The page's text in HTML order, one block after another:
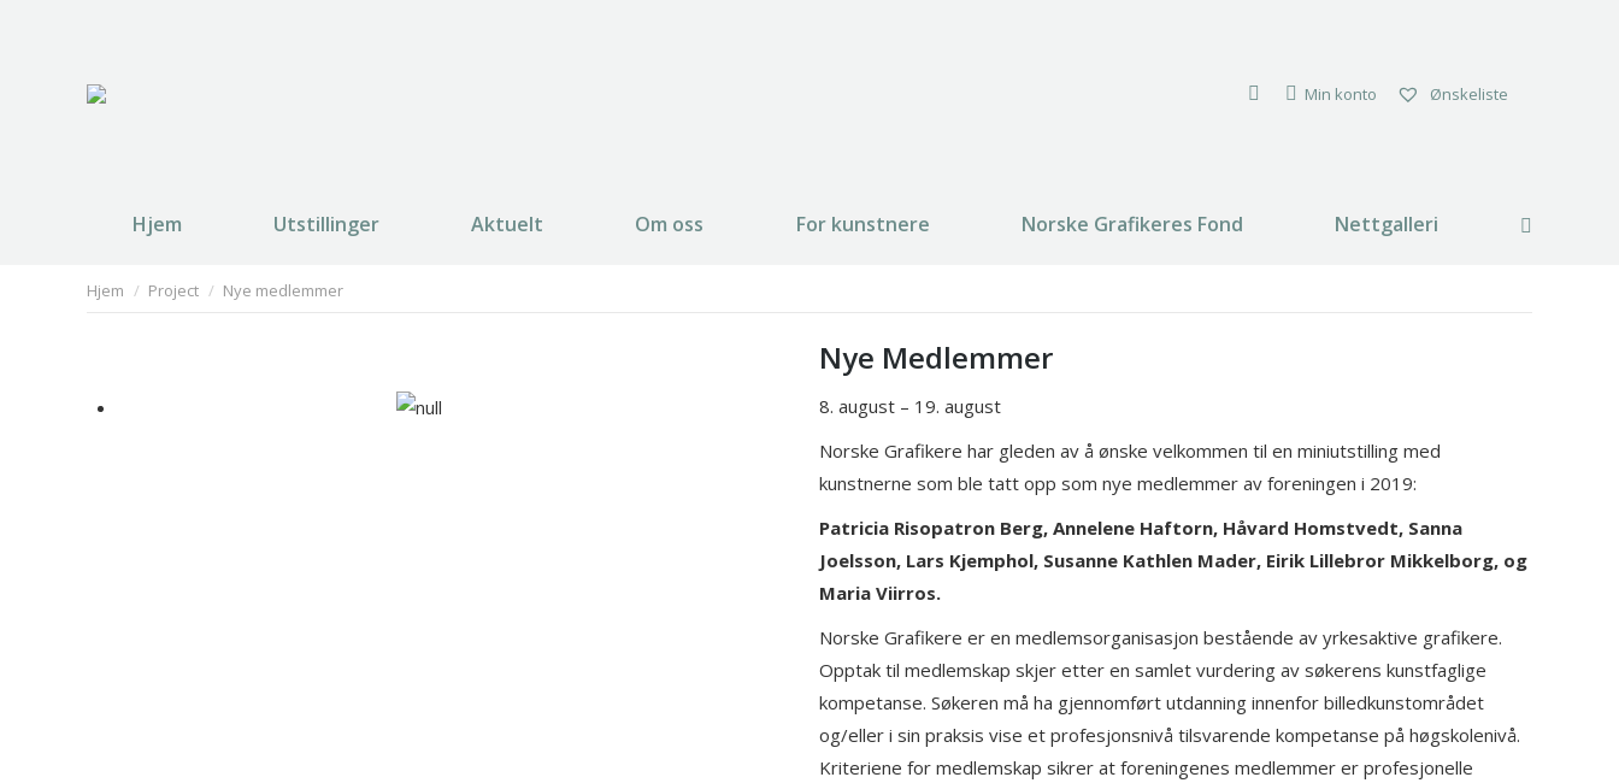
Min konto Ønskeliste
Hjem Utstillinger Aktuelt Om oss For kunstnere Norske Grafikeres Fond Nettgalleri Search:
You are here:
Hjem Project Nye medlemmer
Nye Medlemmer
8. august – 19. august
Norske Grafikere har gleden av å ønske velkommen til en miniutstilling med
kunstnerne som ble tatt opp som nye medlemmer av foreningen i 2019:
Patricia Risopatron Berg, Annelene Haftorn, Håvard Homstvedt, Sanna
Joelsson, Lars Kjemphol, Susanne Kathlen Mader, Eirik Lillebror Mikkelborg, og
Maria Viirros.
Norske Grafikere er en medlemsorganisasjon bestående av yrkesaktive grafikere.
Opptak til medlemskap skjer etter en samlet vurdering av søkerens kunstfaglige
kompetanse. Søkeren må ha gjennomført utdanning innenfor billedkunstområdet
og/eller i sin praksis vise et profesjonsnivå tilsvarende kompetanse på høgskolenivå.
Kriteriene for medlemskap sikrer at foreningenes medlemmer er profesjonelle